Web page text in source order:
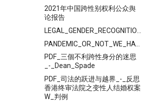
2021年中国跨性别权利公众舆
论报告
PDF_三個不利跨性身分的迷思
_-_Dean_Spade
PDF_司法的跃进与越界_-_反思
香港终审法院之变性人结婚权案
W_判例